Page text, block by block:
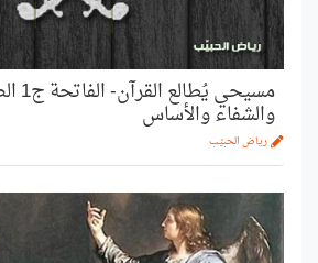
والشفاء والأساس
رياض الحبيّب